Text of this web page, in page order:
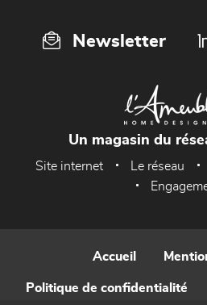
Newsletter
Un magasin du
Site internet Le réseau
Accueil
Politique de confidentialité